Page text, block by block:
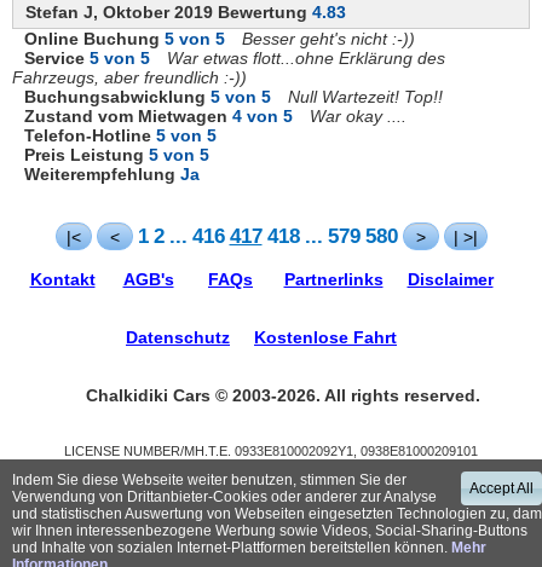
Accept All
Indem Sie diese Webseite weiter benutzen, stimmen Sie der
Verwendung von Drittanbieter-Cookies oder anderer zur Analyse
und statistischen Auswertung von Webseiten eingesetzten Technologien zu,
wir Ihnen interessenbezogene Werbung sowie Videos, Social-Sharing-Buttons
und Inhalte von sozialen Internet-Plattformen bereitstellen können. Mehr
Stefan J, Oktober 2019 Bewertung 4.83
Online Buchung 5 von 5
Besser geht's nicht :-))
Service 5 von 5
War etwas flott...ohne Erklärung des
Fahrzeugs, aber freundlich :-))
Buchungsabwicklung 5 von 5
Null Wartezeit! Top!!
Zustand vom Mietwagen 4 von 5
War okay ....
Telefon-Hotline 5 von 5
Preis Leistung 5 von 5
Weiterempfehlung Ja
|< < 1 2 ... 416 417 418 ... 579 580 > | >|
Kontakt AGB's FAQs Partnerlinks Disclaimer
Datenschutz Kostenlose Fahrt
Chalkidiki Cars © 2003-2026. All rights reserved.
LICENSE NUMBER/ΜΗ.Τ.Ε. 0933Ε810002092Υ1, 0938Ε81000209101
Trustpilot